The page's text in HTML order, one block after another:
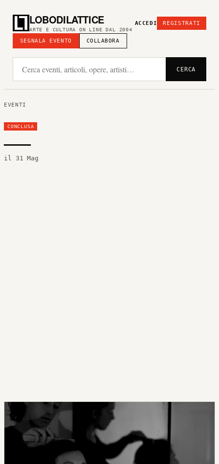
LOBODILATTICE
ARTE E CULTURA ON LINE DAL 2004
SEGNALA EVENTO COLLABORA
ACCEDI REGISTRATI
CERCA
EVENTI
CONCLUSA
——
il 31 Mag